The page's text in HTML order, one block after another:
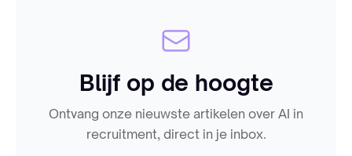
Blijf op de hoogte
Ontvang onze nieuwste artikelen over AI in
recruitment, direct in je inbox.